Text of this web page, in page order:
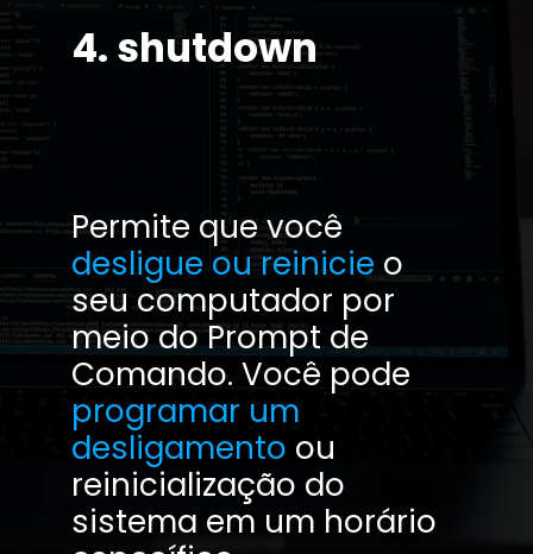
Permite que você
desligue ou reinicie o
seu computador por
meio do Prompt de
Comando. Você pode
programar um
desligamento ou
reinicialização do
sistema em um horário
4. shutdown